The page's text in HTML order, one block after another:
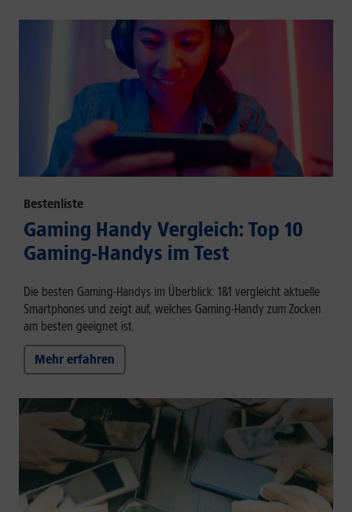
Bestenliste
Gaming Handy Vergleich: Top 10
Gaming-Handys im Test
Die besten Gaming-Handys im Überblick: 1&1 vergleicht aktuelle
Smartphones und zeigt auf, welches Gaming-Handy zum Zocken
am besten geeignet ist.
Mehr erfahren